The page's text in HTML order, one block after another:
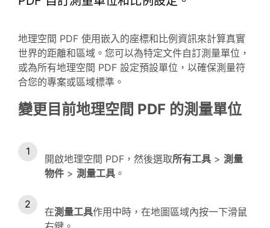
地理空間 PDF 使用嵌入的座標和比例資訊來計算真實
世界的距離和區域。您可以為特定文件自訂測量單位，
或為所有地理空間 PDF 設定預設單位，以確保測量符
合您的專案或區域標準。
變更目前地理空間 PDF 的測量單位
開啟地理空間 PDF，然後選取所有工具 > 測量
物件 > 測量工具 。
在測量工具作用中時，在地圖區域內按一下滑鼠